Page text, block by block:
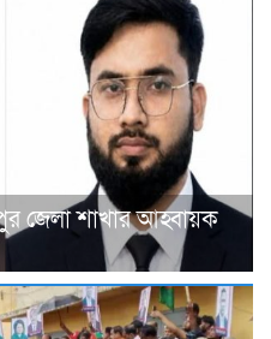
জেলা শাখার আহ্বায়ক